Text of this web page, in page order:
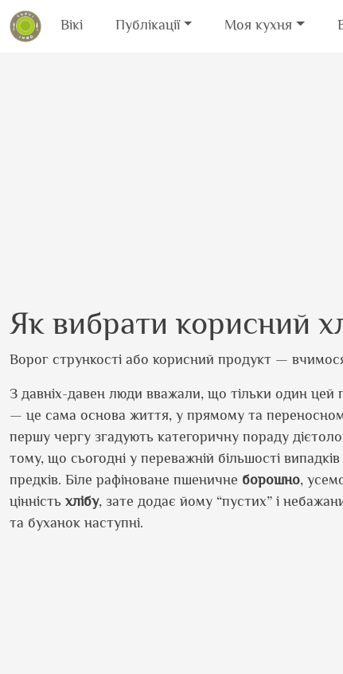
Вікі Публікації Моя кухня
Як вибрати корисний
Ворог стрункості або корисний продукт —
З давніх-давен люди вважали, що тільки один цей
— це сама основа життя, у прямому та
першу чергу згадують категоричну пораду
тому, що сьогодні у переважній більшості
предків. Біле рафіноване пшеничне борошно,
цінність хлібу, зате додає йому “пустих” і
та буханок наступні.